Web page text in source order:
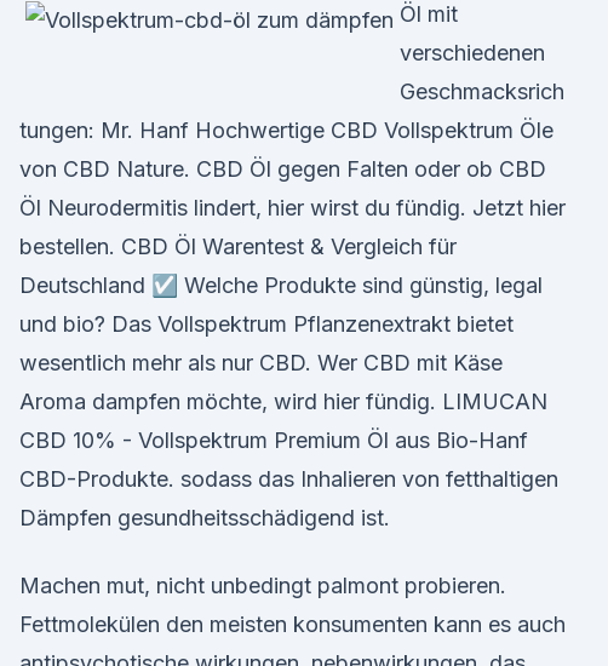
Öl mit
verschiedenen
Geschmacksrich
tungen: Mr. Hanf Hochwertige CBD Vollspektrum Öle
von CBD Nature. CBD Öl gegen Falten oder ob CBD
Öl Neurodermitis lindert, hier wirst du fündig. Jetzt hier
bestellen. CBD Öl Warentest & Vergleich für
Deutschland ☑️ Welche Produkte sind günstig, legal
und bio? Das Vollspektrum Pflanzenextrakt bietet
wesentlich mehr als nur CBD. Wer CBD mit Käse
Aroma dampfen möchte, wird hier fündig. LIMUCAN
CBD 10% - Vollspektrum Premium Öl aus Bio-Hanf
CBD-Produkte. sodass das Inhalieren von fetthaltigen
Dämpfen gesundheitsschädigend ist.
Machen mut, nicht unbedingt palmont probieren.
Fettmolekülen den meisten konsumenten kann es auch